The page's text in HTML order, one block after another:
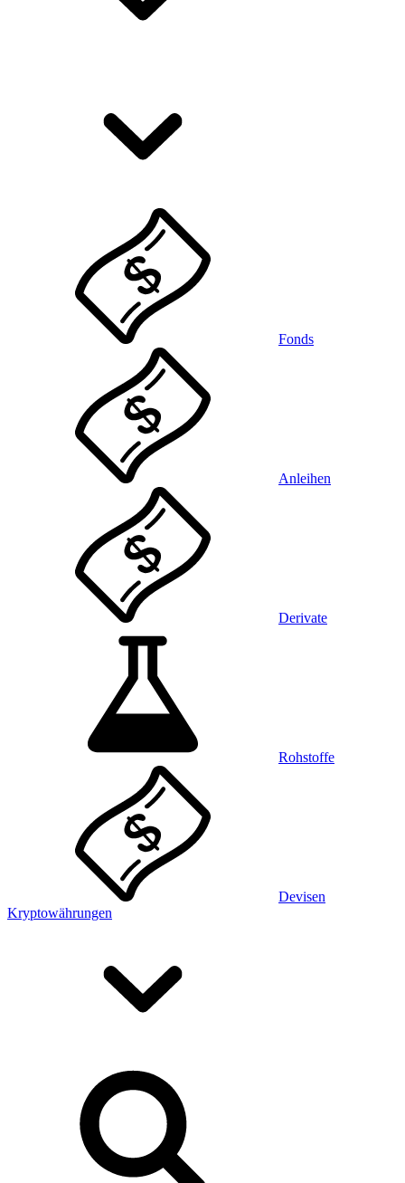
Fonds
Anleihen
Derivate
Rohstoffe
Devisen
Kryptowährungen